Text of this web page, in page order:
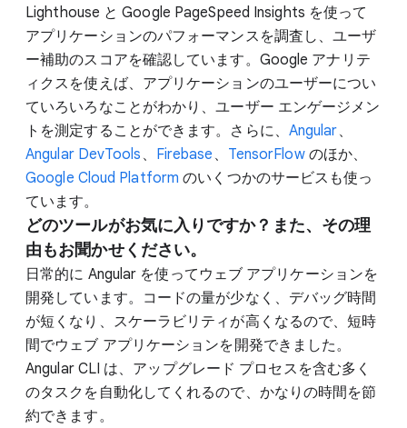
Lighthouse と Google PageSpeed Insights を使って
アプリケーションのパフォーマンスを調査し、ユーザ
ー補助のスコアを確認しています。Google アナリテ
ィクスを使えば、アプリケーションのユーザーについ
ていろいろなことがわかり、ユーザー エンゲージメン
トを測定することができます。さらに、 Angular、
Angular DevTools 、 Firebase 、 TensorFlowのほか、
Google Cloud Platform のいくつかのサービスも使っ
ています。
どのツールがお気に入りですか？また、その理
由もお聞かせください。
日常的に Angular を使ってウェブ アプリケーションを
開発しています。コードの量が少なく、デバッグ時間
が短くなり、スケーラビリティが高くなるので、短時
間でウェブ アプリケーションを開発できました。
Angular CLI は、アップグレード プロセスを含む多く
のタスクを自動化してくれるので、かなりの時間を節
約できます。